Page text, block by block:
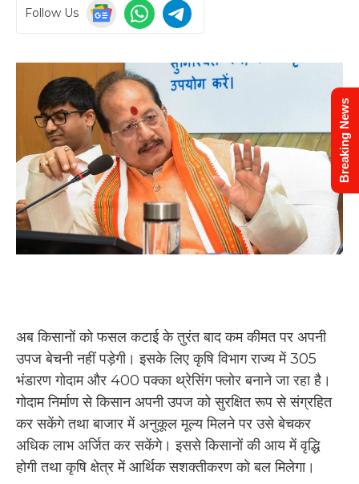
Follow Us
अब किसानों को फसल कटाई के तुरंत बाद कम कीमत पर अपनी
उपज बेचनी नहीं पड़ेगी। इसके लिए कृषि विभाग राज्य में 305
भंडारण गोदाम और 400 पक्का थ्रेसिंग फ्लोर बनाने जा रहा है।
गोदाम निर्माण से किसान अपनी उपज को सुरक्षित रूप से संग्रहित
कर सकेंगे तथा बाजार में अनुकूल मूल्य मिलने पर उसे बेचकर
अधिक लाभ अर्जित कर सकेंगे। इससे किसानों की आय में वृद्धि
होगी तथा कृषि क्षेत्र में आर्थिक सशक्तीकरण को बल मिलेगा।
Breaking News